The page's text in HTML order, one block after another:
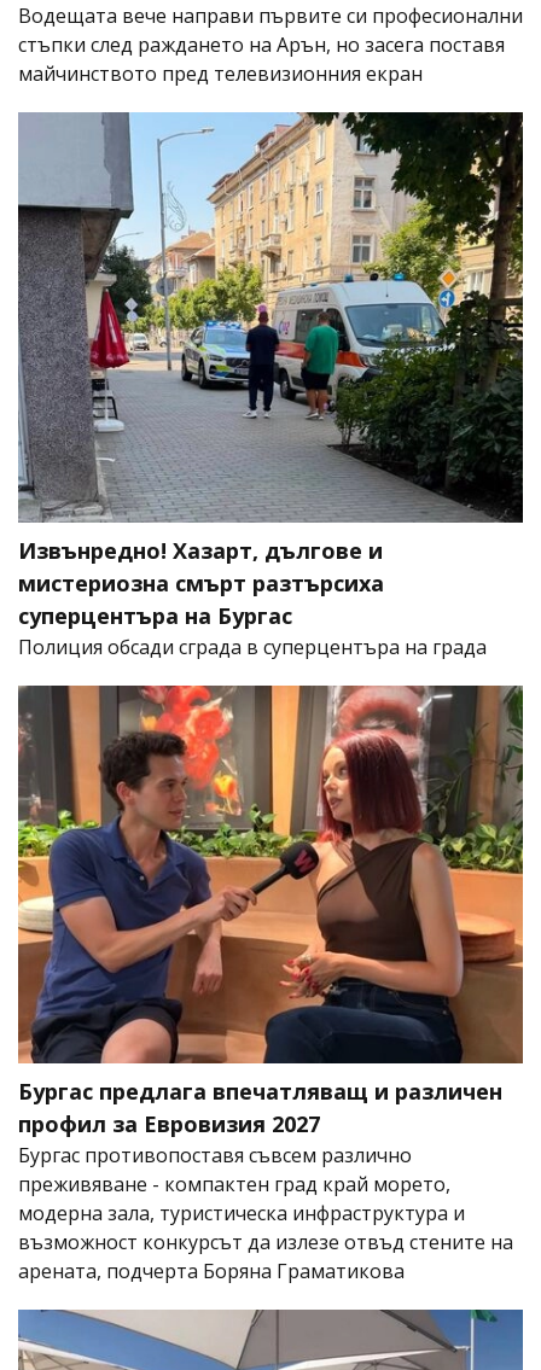
Водещата вече направи първите си професионални
стъпки след раждането на Арън, но засега поставя
майчинството пред телевизионния екран
Извънредно! Хазарт, дългове и
мистериозна смърт разтърсиха
суперцентъра на Бургас
Полиция обсади сграда в суперцентъра на града
Бургас предлага впечатляващ и различен
профил за Евровизия 2027
Бургас противопоставя съвсем различно
преживяване - компактен град край морето,
модерна зала, туристическа инфраструктура и
възможност конкурсът да излезе отвъд стените на
арената, подчерта Боряна Граматикова